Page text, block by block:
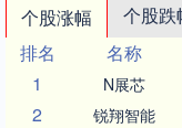
个股涨幅 个股跌
排名
名称
1
N展芯
2 锐翔智能